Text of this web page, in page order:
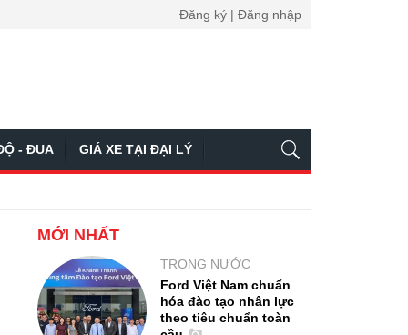
Đăng ký | Đăng nhập
- ĐUA GIÁ XE TẠI ĐẠI LÝ
MỚI NHẤT
TRONG NƯỚC
Ford Việt Nam chuẩn
hóa đào tạo nhân lực
theo tiêu chuẩn toàn